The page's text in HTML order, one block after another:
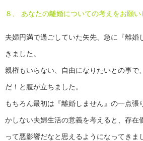
８、 あなたの離婚についての考えをお願い
夫婦円満で過ごしていた矢先、急に『離婚
きました。
親権もいらない、自由になりたいとの事で
だ！と腹が立ちました。
もちろん最初は『離婚しません』の一点張
かしない夫婦生活の意義を考えると、存在
って悪影響だなと思えるようになってきま